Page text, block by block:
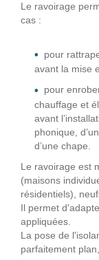
Le ravoirage
cas :
pour
avant la mise
pour
chauffage et
avant
phonique,
d’une chape.
Le ravoirage est
(maisons
résidentiels),
Il permet
appliquées.
La pose de
parfaitement